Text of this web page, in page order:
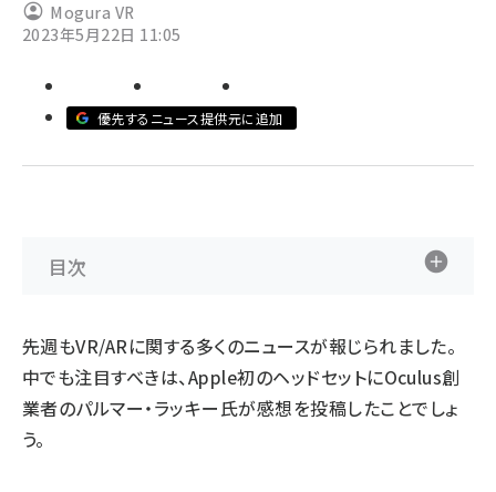
ai crunch (1340)
Mogura VR
2023年5月22日 11:05
優先するニュース提供元に追加
目次
先週もVR/ARに関する多くのニュースが報じられました。
中でも注目すべきは、Apple初のヘッドセットにOculus創
業者のパルマー・ラッキー氏が感想を投稿したことでしょ
う。